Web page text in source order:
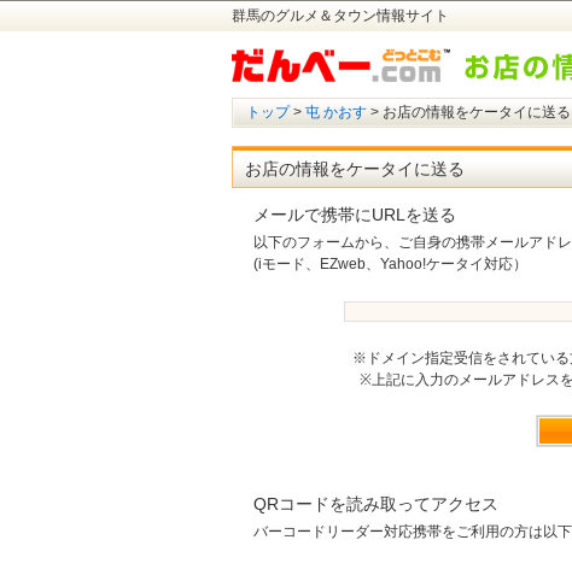
群馬のグルメ＆タウン情報サイト
トップ> 屯 かおす > お店の情報をケータイに送る
お店の情報をケータイに送る
メールで携帯にURLを送る
以下のフォームから、ご自身の携帯メールアド
(iモード、EZweb、Yahoo!ケータイ対応）
※ドメイン指定受信をされている
※上記に入力のメールアドレス
QRコードを読み取ってアクセス
バーコードリーダー対応携帯をご利用の方は以